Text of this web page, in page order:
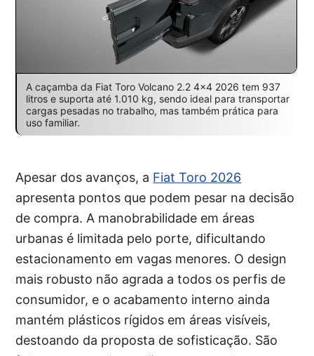
A caçamba da Fiat Toro Volcano 2.2 4×4 2026 tem 937
litros e suporta até 1.010 kg, sendo ideal para transportar
cargas pesadas no trabalho, mas também prática para
uso familiar.
Apesar dos avanços, a Fiat Toro 2026
apresenta pontos que podem pesar na decisão
de compra. A manobrabilidade em áreas
urbanas é limitada pelo porte, dificultando
estacionamento em vagas menores. O design
mais robusto não agrada a todos os perfis de
consumidor, e o acabamento interno ainda
mantém plásticos rígidos em áreas visíveis,
destoando da proposta de sofisticação. São